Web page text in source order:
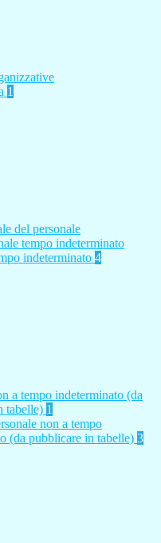
1
del personale
tempo indeterminato
indeterminato 4
a tempo indeterminato (da
tabelle) 1
non a tempo
(da pubblicare in tabelle) 3